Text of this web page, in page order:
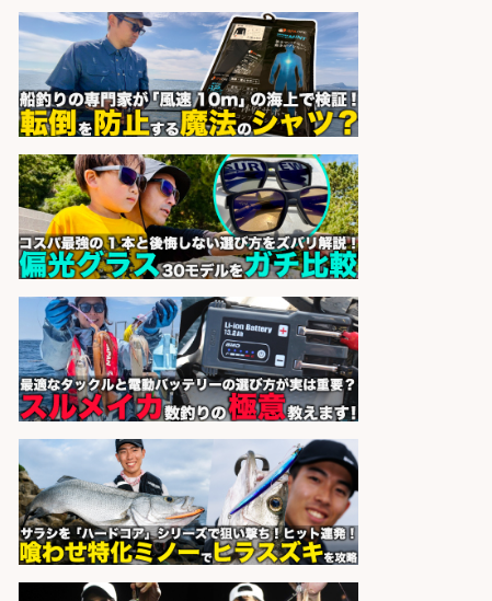
会社名 オーケー株式会社
sponsored by 求人ボックス
レジカウンター/夕方勤務で時給UP
お釣りの計算不要の簡単レジ1日2時
間
会社名 オーケー株式会社
sponsored by 求人ボックス
レジカウンター/お釣りの計算不要
の簡単レジ 未経験も安心の研修あり
1日2h
会社名 オーケー株式会社
sponsored by 求人ボックス
さらに求人情報を見る